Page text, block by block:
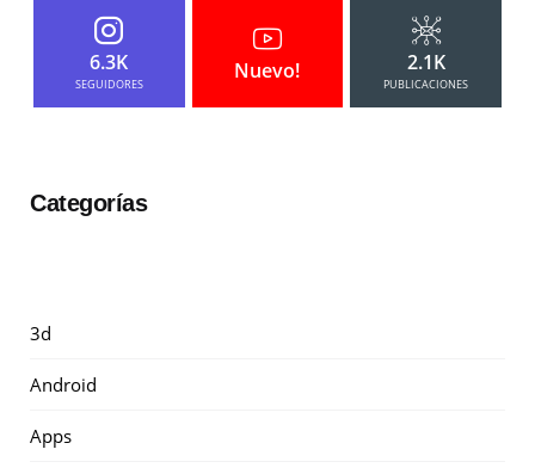
6.3K
SEGUIDORES
Nuevo! 2.1K
PUBLICACIONES
Categorías
3d
Android
Apps